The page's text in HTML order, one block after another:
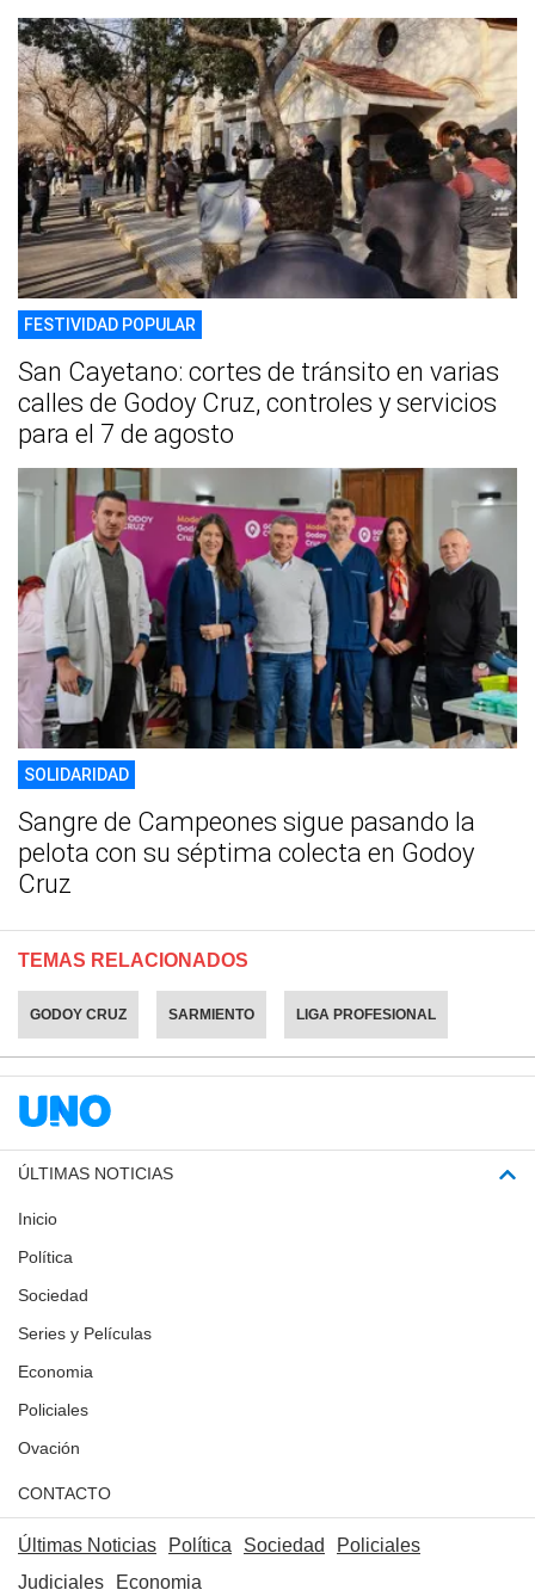
FESTIVIDAD POPULAR
San Cayetano: cortes de tránsito en varias
calles de Godoy Cruz, controles y servicios
para el 7 de agosto
SOLIDARIDAD
Sangre de Campeones sigue pasando la
pelota con su séptima colecta en Godoy
Cruz
TEMAS RELACIONADOS
GODOY CRUZ SARMIENTO LIGA PROFESIONAL
ÚLTIMAS NOTICIAS
Inicio
Política
Sociedad
Series y Películas
Economia
Policiales
Ovación
CONTACTO
Últimas Noticias Política Sociedad
Policiales
Judiciales
Economia